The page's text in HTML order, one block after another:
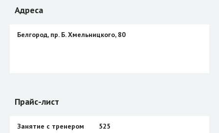
Адреса
Белгород, пр. Б. Хмельницкого, 80
Прайс-лист
Занятие с тренером 525